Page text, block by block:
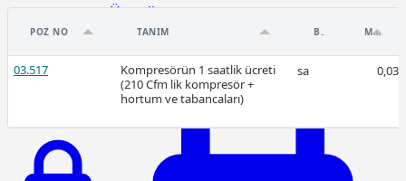
Ücretli
POZ NO TANIM BIRIM MIKTAR
03.517
Kompresörün 1 saatlik ücreti
(210 Cfm lik kompresör +
hortum ve tabancaları)
sa 0,03